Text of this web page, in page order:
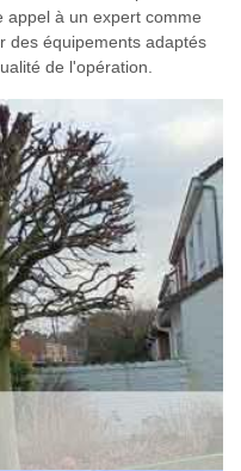
appel à un expert comme
des équipements adaptés
de l'opération.